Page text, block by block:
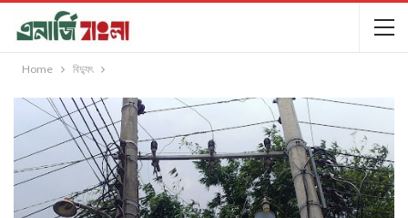
Home বিদ্যুৎ